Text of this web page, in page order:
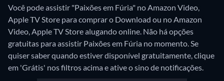
Você pode assistir "Paixões em Fúria" no Amazon Video,
Apple TV Store para comprar o Download ou no Amazon
Video, Apple TV Store alugando online. Não há opções
gratuitas para assistir Paixões em Fúria no momento. Se
quiser saber quando estiver disponível gratuitamente, clique
em 'Grátis' nos filtros acima e ative o sino de notificações.